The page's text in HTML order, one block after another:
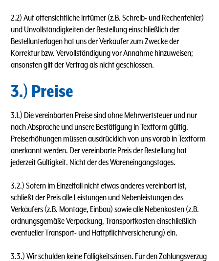
2.2) Auf offensichtliche lrrtümer (z.B. Schreib- und Rechenfehler)
und Unvollständigkeiten der Bestellung einschließlich der
Bestellunterlagen hat uns der Verkäufer zum Zwecke der
Korrektur bzw. Vervollständigung vor Annahme hinzuweisen;
ansonsten gilt der Vertrag als nicht geschlossen.
3.) Preise
3.1.) Die vereinbarten Preise sind ohne Mehrwertsteuer und nur
nach Absprache und unsere Bestätigung in Textform gültig.
Preiserhöhungen müssen ausdrücklich von uns vorab in Textform
anerkannt werden. Der vereinbarte Preis der Bestellung hat
jederzeit Gültigkeit. Nicht der des Wareneingangstages.
3.2.) Sofern im Einzelfall nicht etwas anderes vereinbart ist,
schließt der Preis alle Leistungen und Nebenleistungen des
Verkäufers (z.B. Montage, Einbau) sowie alle Nebenkosten (z.B.
ordnungsgemäße Verpackung, Transportkosten einschließlich
eventueller Transport- und Haftpflichtversicherung) ein.
3.3.) Wir schulden keine Fälligkeitszinsen. Für den Zahlungsverzug